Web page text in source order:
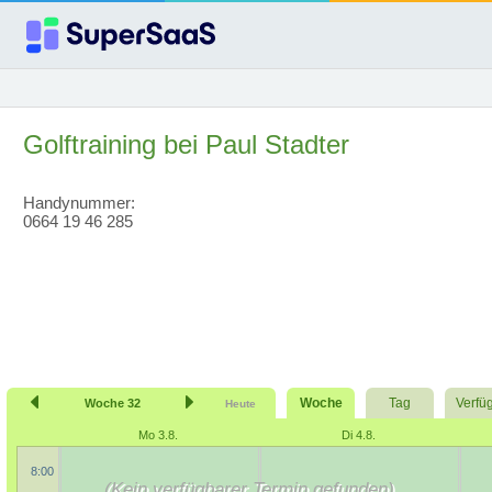
Golftraining bei Paul Stadter
Handynummer:
0664 19 46 285
Woche 32 Heute Woche Tag
Mo 3.8. Di 4.8.
8:00